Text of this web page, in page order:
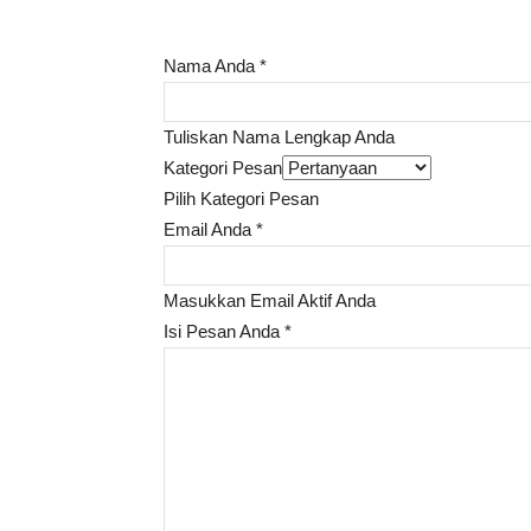
Nama Anda *
Tuliskan Nama Lengkap Anda
Kategori Pesan
Pilih Kategori Pesan
Email Anda *
Masukkan Email Aktif Anda
Isi Pesan Anda *